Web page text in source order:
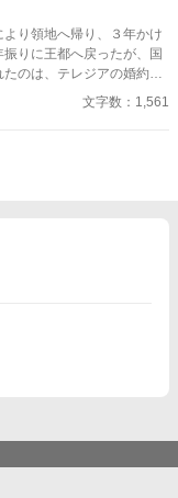
まるで、たいしたことで
、どうしても瑠奈のこと
り領地へ帰り、３年かけ
りに王都へ戻ったが、国
のは、テレジアの婚約破
文字数：1,561